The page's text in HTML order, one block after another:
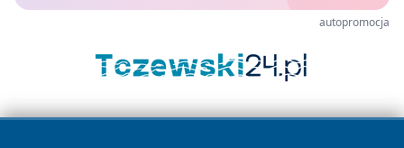
autopromocja